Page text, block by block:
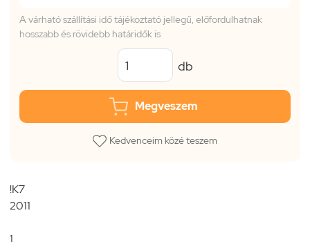
A várható szállítási idő tájékoztató jellegű, előfordulhatnak
hosszabb és rövidebb határidők is
db
Megveszem
Kedvenceim közé teszem
!K7
2011
1.